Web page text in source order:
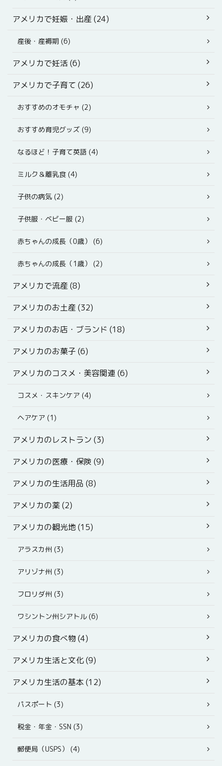
アメリカで妊娠・出産 (24)
産後・産褥期 (6)
アメリカで妊活 (6)
アメリカで子育て (26)
おすすめのオモチャ (2)
おすすめ育児グッズ (9)
なるほど！子育て英語 (4)
ミルク＆離乳食 (4)
子供の病気 (2)
子供服・ベビー服 (2)
赤ちゃんの成長（0歳） (6)
赤ちゃんの成長（1歳） (2)
アメリカで流産 (8)
アメリカのお土産 (32)
アメリカのお店・ブランド (18)
アメリカのお菓子 (6)
アメリカのコスメ・美容関連 (6)
コスメ・スキンケア (4)
ヘアケア (1)
アメリカのレストラン (3)
アメリカの医療・保険 (9)
アメリカの生活用品 (8)
アメリカの薬 (2)
アメリカの観光地 (15)
アラスカ州 (3)
アリゾナ州 (3)
フロリダ州 (3)
ワシントン州シアトル (6)
アメリカの食べ物 (4)
アメリカ生活と文化 (9)
アメリカ生活の基本 (12)
パスポート (3)
税金・年金・SSN (3)
郵便局（USPS） (4)